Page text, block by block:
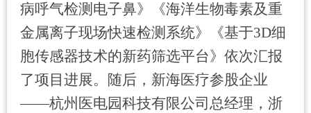
病呼气检测电子鼻》《海洋生物毒素及重
金属离子现场快速检测系统》《基于3D细
胞传感器技术的新药筛选平台》依次汇报
了项目进展。随后，新海医疗参股企业
——杭州医电园科技有限公司总经理，浙